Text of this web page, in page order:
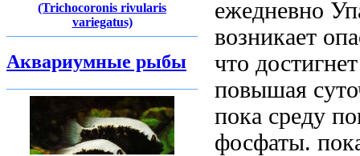
(Trichocoronis rivularis
variegatus)
Аквариумные рыбы
ежедневно
возникает
что
повышая
пока среду
фосфаты.